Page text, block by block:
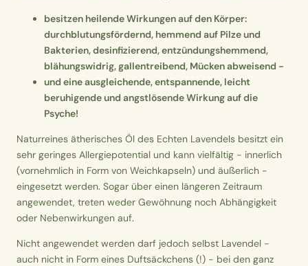
besitzen heilende Wirkungen auf den Körper:
durchblutungsfördernd, hemmend auf Pilze und
Bakterien, desinfizierend, entzündungshemmend,
blähungswidrig, gallentreibend, Mücken abweisend -
und eine ausgleichende, entspannende, leicht
beruhigende und angstlösende Wirkung auf die
Psyche!
Naturreines ätherisches Öl des Echten Lavendels besitzt ein
sehr geringes Allergiepotential und kann vielfältig - innerlich
(vornehmlich in Form von Weichkapseln) und äußerlich -
eingesetzt werden. Sogar über einen längeren Zeitraum
angewendet, treten weder Gewöhnung noch Abhängigkeit
oder Nebenwirkungen auf.
Nicht angewendet werden darf jedoch selbst Lavendel -
auch nicht in Form eines Duftsäckchens (!) - bei den ganz